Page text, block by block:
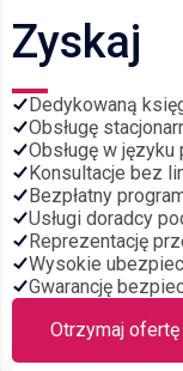
Zyskaj
Dedykowaną
Obsługę
Obsługę w
Konsultacje bez
Bezpłatny
Usługi doradcy
Reprezentację
Wysokie
Gwarancję
Otrzymaj ofertę